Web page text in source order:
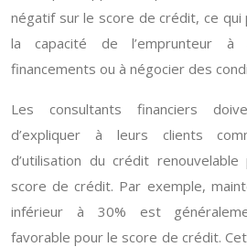
négatif sur le score de crédit, ce
la capacité de l’emprunteur à
financements ou à négocier des
Les consultants financiers
d’expliquer à leurs clients
d’utilisation du crédit
score de crédit. Par exemple,
inférieur à 30% est
favorable pour le score de crédit.